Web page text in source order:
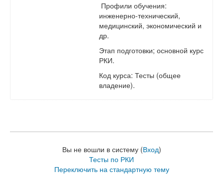
Профили обучения:
инженерно-технический,
медицинский, экономический и
др.
Этап подготовки; основной курс
РКИ.
Код курса: Тесты (общее
владение).
Вы не вошли в систему (Вход)
Тесты по РКИ
Переключить на стандартную тему